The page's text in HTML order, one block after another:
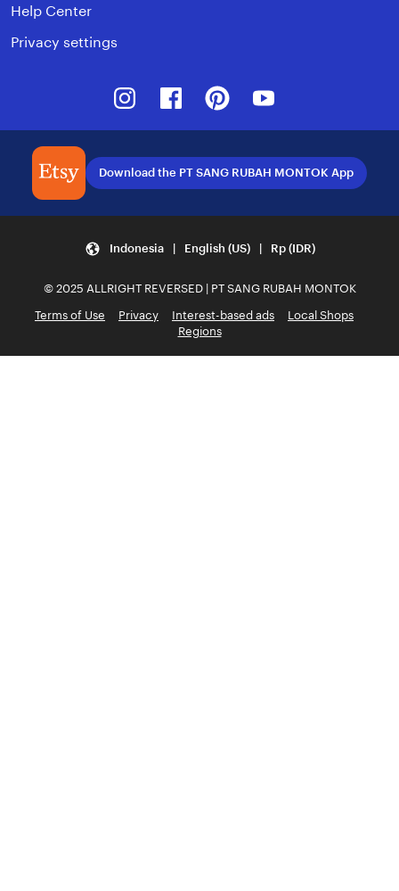
Help Center
Privacy settings
InstagramFacebookPinterest
Download the PT SANG RUBAH MONTOK App
Indonesia | English (US) | Rp (IDR)
© 2025 ALLRIGHT REVERSED | PT SANG RUBAH MONTOK
Terms of Use
Privacy Interest-based ads
Local Shops
Regions